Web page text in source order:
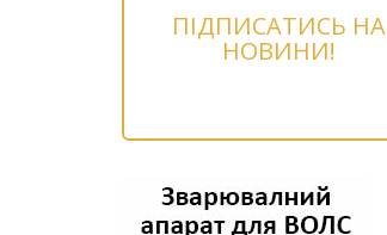
ПІДПИСАТИСЬ НА
НОВИНИ!